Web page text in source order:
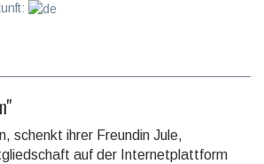
schenkt ihrer Freundin Jule,
auf der Internetplattform